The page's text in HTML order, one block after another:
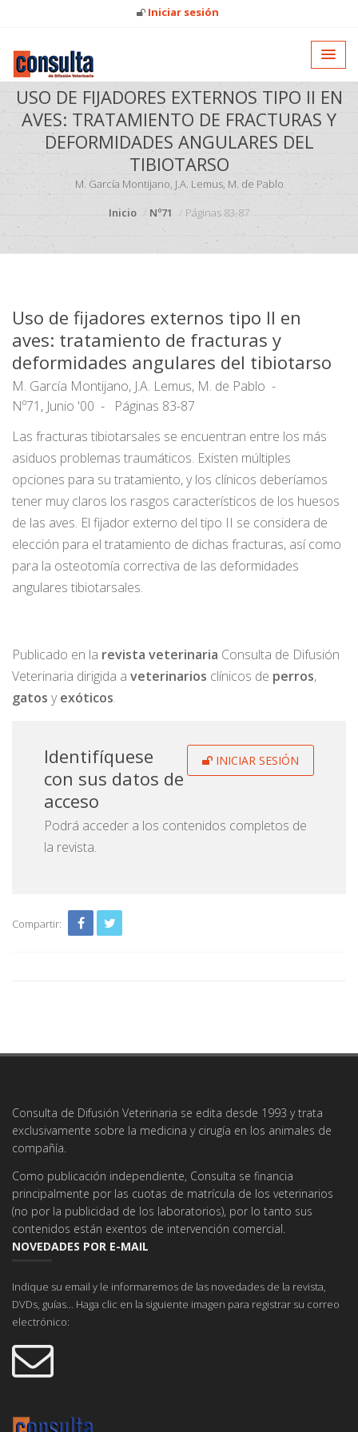
Iniciar sesión
USO DE FIJADORES EXTERNOS TIPO II EN
AVES: TRATAMIENTO DE FRACTURAS Y
DEFORMIDADES ANGULARES DEL
TIBIOTARSO
M. García Montijano, J.A. Lemus, M. de Pablo
Inicio
Nº71 Páginas 83-87
Uso de fijadores externos tipo II en
aves: tratamiento de fracturas y
deformidades angulares del tibiotarso
M. García Montijano, J.A. Lemus, M. de Pablo
Nº71, Junio '00
Páginas 83-87
Las fracturas tibiotarsales se encuentran entre los más
asiduos problemas traumáticos. Existen múltiples
opciones para su tratamiento, y los clínicos deberíamos
tener muy claros los rasgos característicos de los huesos
de las aves. El fijador externo del tipo II se considera de
elección para el tratamiento de dichas fracturas, así como
para la osteotomía correctiva de las deformidades
angulares tibiotarsales.
Publicado en la revista veterinaria Consulta de Difusión
Veterinaria dirigida a veterinarios clínicos de perros,
gatos yexóticos.
INICIAR SESIÓN
Identifíquese
con sus datos de
acceso
Podrá acceder a los contenidos completos de
la revista.
Compartir:
Consulta de Difusión Veterinaria se edita desde 1993 y trata
exclusivamente sobre la medicina y cirugía en los animales de
compañía.
Como publicación independiente, Consulta se financia
principalmente por las cuotas de matrícula de los veterinarios
(no por la publicidad de los laboratorios), por lo tanto sus
contenidos están exentos de intervención comercial.
NOVEDADES POR E-MAIL
Indique su email y le informaremos de las novedades de la revista,
DVDs, guías... Haga clic en la siguiente imagen para registrar su correo
electrónico: